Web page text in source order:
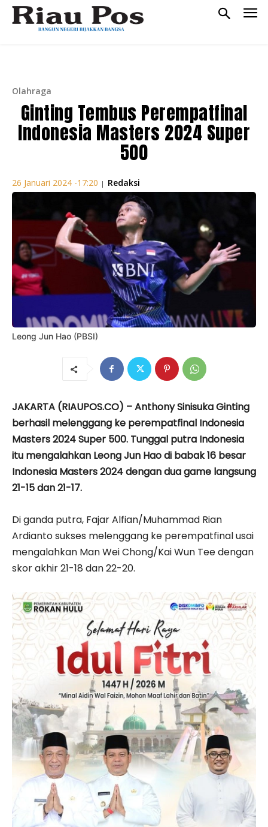
Olahraga
Ginting Tembus Perempatfinal
Indonesia Masters 2024 Super
500
26 Januari 2024 -17:20 | Redaksi
Leong Jun Hao (PBSI)
JAKARTA (RIAUPOS.CO) – Anthony Sinisuka Ginting
berhasil melenggang ke perempatfinal Indonesia
Masters 2024 Super 500. Tunggal putra Indonesia
itu mengalahkan Leong Jun Hao di babak 16 besar
Indonesia Masters 2024 dengan dua game langsung
21-15 dan 21-17.
Di ganda putra, Fajar Alfian/Muhammad Rian
Ardianto sukses melenggang ke perempatfinal usai
mengalahkan Man Wei Chong/Kai Wun Tee dengan
skor akhir 21-18 dan 22-20.